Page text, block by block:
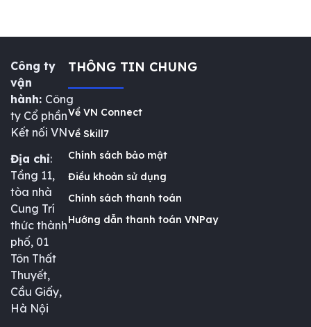
Công ty
vận
hành: Công
ty Cổ phần
Kết nối VN
Địa chỉ:
Tầng 11,
tòa nhà
Cung Trí
thức thành
phố, 01
Tôn Thất
Thuyết,
Cầu Giấy,
Hà Nội
THÔNG TIN CHUNG
Về VN Connect
Về Skill7
Chính sách bảo mật
Điều khoản sử dụng
Chính sách thanh toán
Hướng dẫn thanh toán VNPay